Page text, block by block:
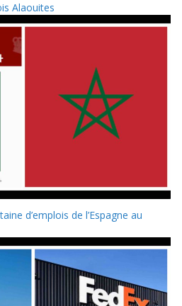
Alaouites
d’emplois de l’Espagne au